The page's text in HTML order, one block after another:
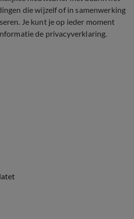
die wijzelf of in samenwerking
Je kunt je op ieder moment
de privacyverklaring.